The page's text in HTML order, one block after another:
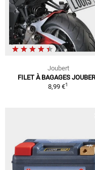
Joubert
FILET À BAGAGES
8,99 €1